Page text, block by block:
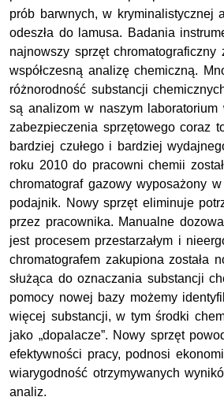
prób barwnych, w kryminalistycznej
odeszła do lamusa. Badania
najnowszy sprzęt chromatograficzny
współczesną analizę chemiczną.
różnorodność substancji
są analizom w naszym laboratorium
zabezpieczenia sprzętowego coraz
bardziej czułego i bardziej
roku 2010 do pracowni chemii
chromatograf gazowy wyposażony
podajnik. Nowy sprzęt eliminuje
przez pracownika. Manualne
jest procesem przestarzałym i
chromatografem zakupiona została
służąca do oznaczania substancji
pomocy nowej bazy możemy
więcej substancji, w tym środki
jako „dopalacze”. Nowy sprzęt
efektywności pracy, podnosi
wiarygodność otrzymywanych
analiz.